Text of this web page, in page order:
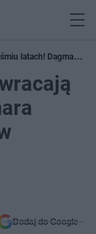
latach! Dagmara
Dodaj do Google